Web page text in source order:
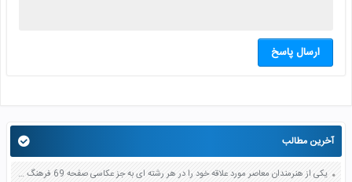
ارسال پاسخ
آخرین مطالب
یکی از هنرمندان معاصر مورد علاقه خود را در هر رشته ای به جز عکاسی صفحه 69 فرهنگ و هنر نهم